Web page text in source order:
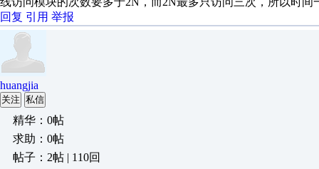
回复 引用 举报
huangjia
关注 私信
精华：0帖
求助：0帖
帖子：2帖 | 110回